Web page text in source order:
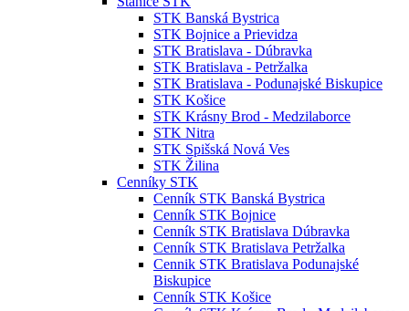
STK Banská Bystrica
STK Bojnice a Prievidza
STK Bratislava - Dúbravka
STK Bratislava - Petržalka
STK Bratislava - Podunajské Biskupice
STK Košice
STK Krásny Brod - Medzilaborce
STK Nitra
STK Spišská Nová Ves
STK Žilina
Cenníky STK
Cenník STK Banská Bystrica
Cenník STK Bojnice
Cenník STK Bratislava Dúbravka
Cenník STK Bratislava Petržalka
Cennik STK Bratislava Podunajské
Biskupice
Cenník STK Košice